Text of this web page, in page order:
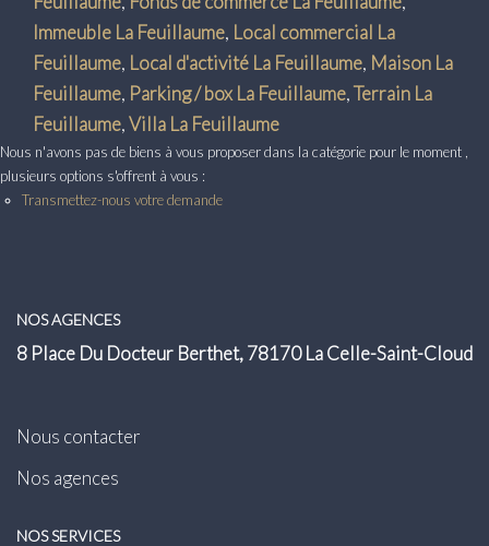
Syndic
Transaction
Location
LE GROUPE
Immeuble La Feuillaume, Local commercial La
Feuillaume, Local d'activité La Feuillaume, Maison La
Feuillaume, Parking / box La Feuillaume,Terrain La
Feuillaume,Villa La Feuillaume
Nous n'avons pas de biens à vous proposer dans la catégorie pour le moment ,
plusieurs options s'offrent à vous :
Transmettez-nous votre demande
NOS AGENCES
8 Place Du Docteur Berthet, 78170 La Celle-Saint-Cloud
Nous contacter
Nos agences
NOS SERVICES